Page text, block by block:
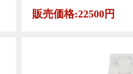
販売価格:22500円